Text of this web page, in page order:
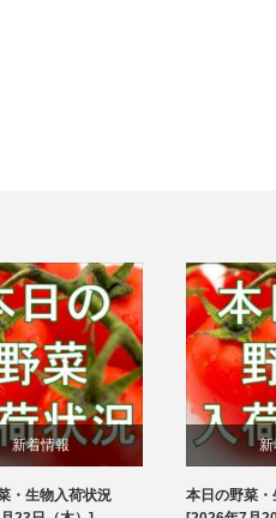
新着情報
ブログ
・生物入荷状況
本日の野菜